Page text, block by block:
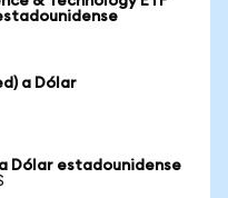
a Dólar
Dólar estadounidense